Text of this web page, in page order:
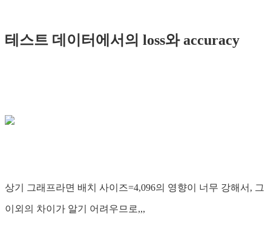
테스트 데이터에서의 loss와 accuracy
상기 그래프라면 배치 사이즈=4,096의 영향이 너무 강해서, 그
이외의 차이가 알기 어려우므로,,,